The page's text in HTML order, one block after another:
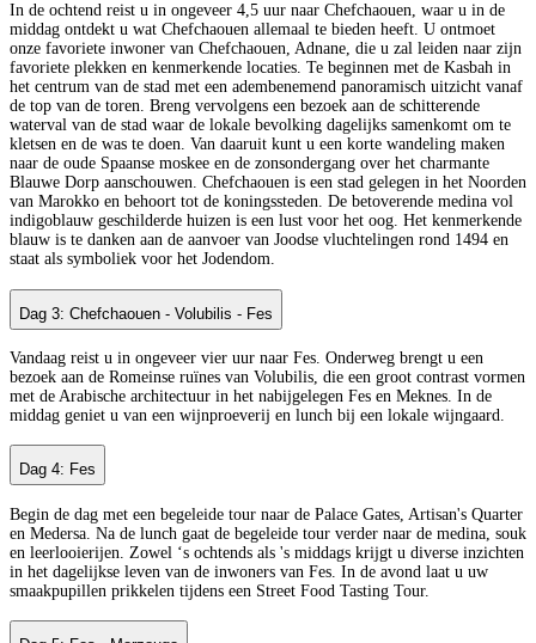
In de ochtend reist u in ongeveer 4,5 uur naar Chefchaouen, waar u in de
middag ontdekt u wat Chefchaouen allemaal te bieden heeft. U ontmoet
onze favoriete inwoner van Chefchaouen, Adnane, die u zal leiden naar zijn
favoriete plekken en kenmerkende locaties. Te beginnen met de Kasbah in
het centrum van de stad met een adembenemend panoramisch uitzicht vanaf
de top van de toren. Breng vervolgens een bezoek aan de schitterende
waterval van de stad waar de lokale bevolking dagelijks samenkomt om te
kletsen en de was te doen. Van daaruit kunt u een korte wandeling maken
naar de oude Spaanse moskee en de zonsondergang over het charmante
Blauwe Dorp aanschouwen. Chefchaouen is een stad gelegen in het Noorden
van Marokko en behoort tot de koningssteden. De betoverende medina vol
indigoblauw geschilderde huizen is een lust voor het oog. Het kenmerkende
blauw is te danken aan de aanvoer van Joodse vluchtelingen rond 1494 en
staat als symboliek voor het Jodendom.
Dag 3: Chefchaouen - Volubilis - Fes
Vandaag reist u in ongeveer vier uur naar Fes. Onderweg brengt u een
bezoek aan de Romeinse ruïnes van Volubilis, die een groot contrast vormen
met de Arabische architectuur in het nabijgelegen Fes en Meknes. In de
middag geniet u van een wijnproeverij en lunch bij een lokale wijngaard.
Dag 4: Fes
Begin de dag met een begeleide tour naar de Palace Gates, Artisan's Quarter
en Medersa. Na de lunch gaat de begeleide tour verder naar de medina, souk
en leerlooierijen. Zowel ‘s ochtends als 's middags krijgt u diverse inzichten
in het dagelijkse leven van de inwoners van Fes. In de avond laat u uw
smaakpupillen prikkelen tijdens een Street Food Tasting Tour.